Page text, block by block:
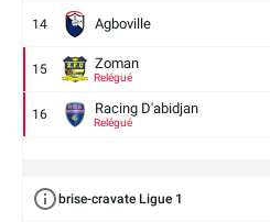
14 Agboville
15 Zoman
Relégué
16 Racing D'abidjan
Relégué
brise-cravate Ligue 1